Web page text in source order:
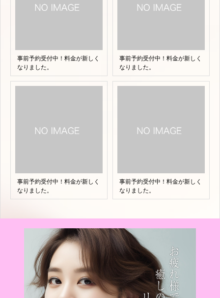
事前予約受付中！料金が新しく
なりました。
事前予約受付中！料金が新しく
なりました。
事前予約受付中！料金が新しく
なりました。
事前予約受付中！料金が新しく
なりました。